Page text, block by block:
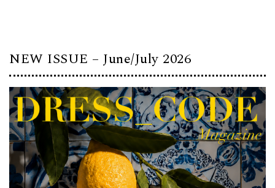
NEW ISSUE – June/July 2026